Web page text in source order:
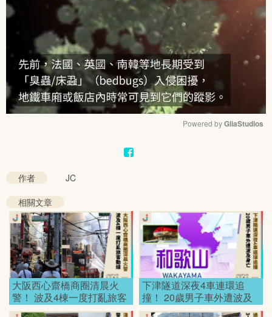
Powered by GliaStudios
作者
JC
相關文章
大阪西心齋橋商圈清晨火
警！ 波及4棟一度打亂旅客
動線！
下津隧道深夜4車連環追
撞！ 20歲男子車外遭波及
身亡！